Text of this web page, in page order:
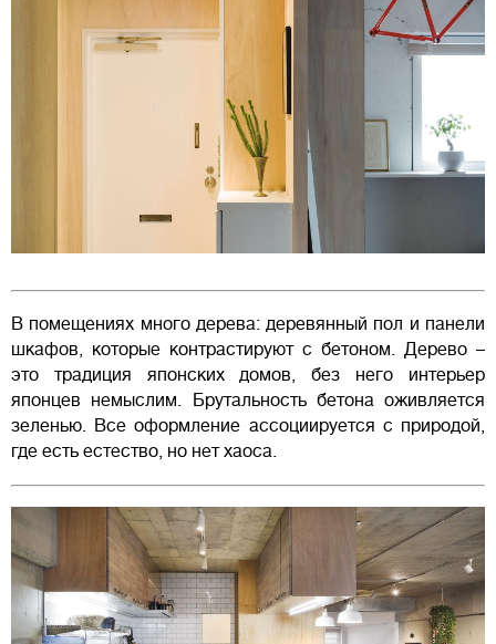
В помещениях много дерева: деревянный пол и панели
шкафов, которые контрастируют с бетоном. Дерево –
это традиция японских домов, без него интерьер
японцев немыслим. Брутальность бетона оживляется
зеленью. Все оформление ассоциируется с природой,
где есть естество, но нет хаоса.